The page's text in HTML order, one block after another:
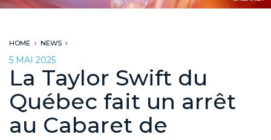
HOME NEWS
5 MAI 2025
La Taylor Swift du
Québec fait un arrêt
au Cabaret de